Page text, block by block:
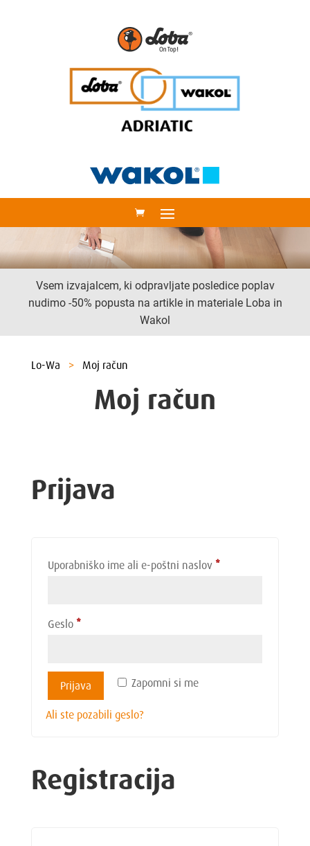
Vsem izvajalcem, ki odpravljate posledice poplav
nudimo -50% popusta na artikle in materiale Loba in
Wakol
Lo-Wa > Moj račun
Moj račun
Prijava
Uporabniško ime ali e-poštni naslov *Zahtevano
Geslo *Zahtevano
Zapomni si me
Prijava
Ali ste pozabili geslo?
Registracija